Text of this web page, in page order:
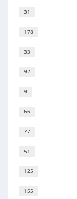
31
178
33
92
9
66
77
51
125
155